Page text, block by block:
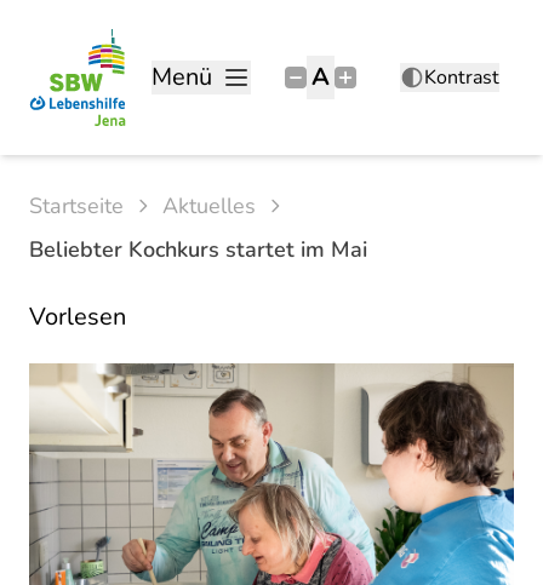
Menü A Kontrast
Startseite
Aktuelles
Beliebter Kochkurs startet im Mai
Vorlesen